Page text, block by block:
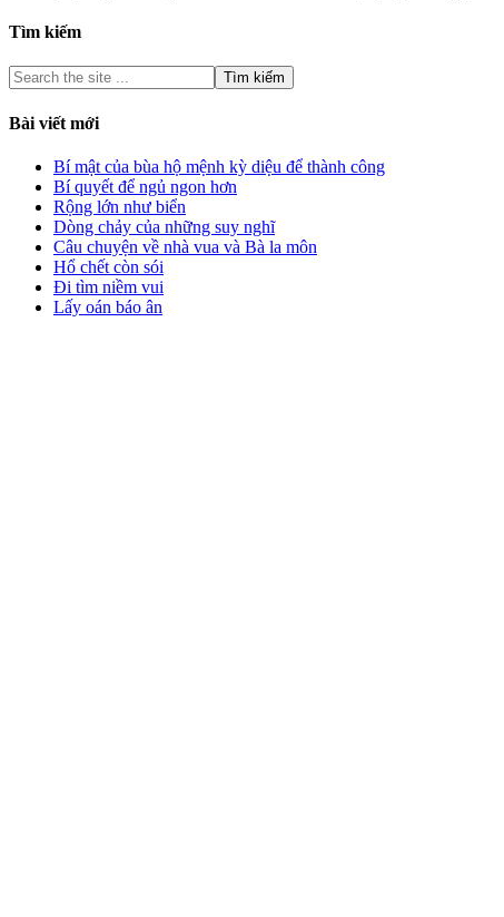
Tìm kiếm
Bài viết mới
Bí mật của bùa hộ mệnh kỳ diệu để thành công
Bí quyết để ngủ ngon hơn
Rộng lớn như biển
Dòng chảy của những suy nghĩ
Câu chuyện về nhà vua và Bà la môn
Hổ chết còn sói
Đi tìm niềm vui
Lấy oán báo ân